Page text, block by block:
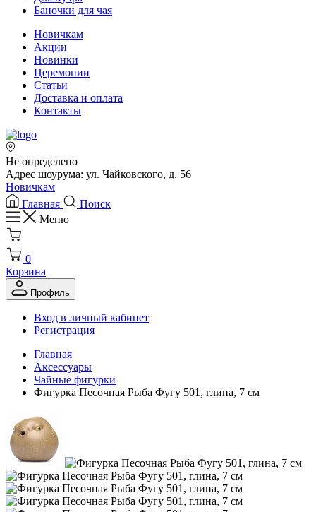
Баночки для чая
Новичкам
Акции
Новинки
Церемонии
Статьи
Доставка и оплата
Контакты
Не определено
Адрес шоурума: ул. Чайковского, д. 56
Новичкам
Главная
Поиск
Меню
0
Корзина
Профиль
Вход в личный кабинет
Регистрация
Главная
Аксессуары
Чайные фигурки
Фигурка Песочная Рыба Фугу 501, глина, 7 см